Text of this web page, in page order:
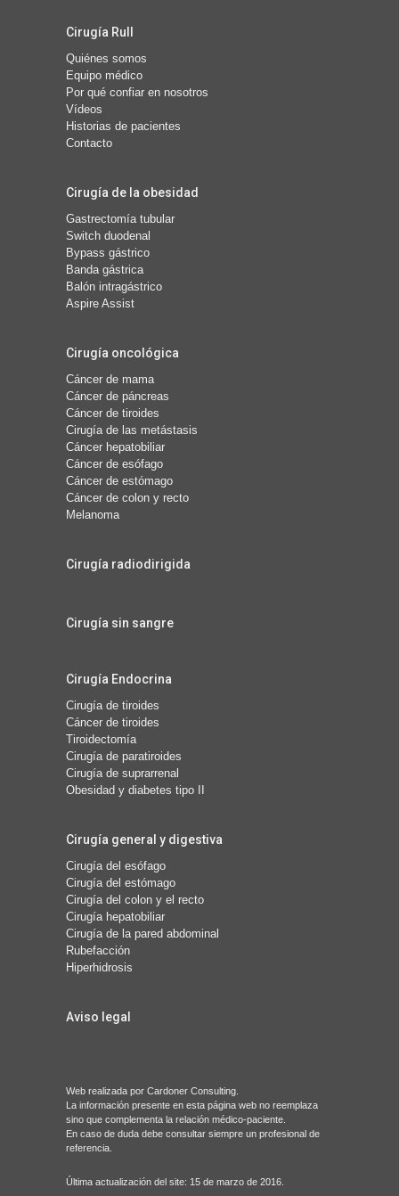
Cirugía Rull
Quiénes somos
Equipo médico
Por qué confiar en nosotros
Vídeos
Historias de pacientes
Contacto
Cirugía de la obesidad
Gastrectomía tubular
Switch duodenal
Bypass gástrico
Banda gástrica
Balón intragástrico
Aspire Assist
Cirugía oncológica
Cáncer de mama
Cáncer de páncreas
Cáncer de tiroides
Cirugía de las metástasis
Cáncer hepatobiliar
Cáncer de esófago
Cáncer de estómago
Cáncer de colon y recto
Melanoma
Cirugía radiodirigida
Cirugía sin sangre
Cirugía Endocrina
Cirugía de tiroides
Cáncer de tiroides
Tiroidectomía
Cirugía de paratiroides
Cirugía de suprarrenal
Obesidad y diabetes tipo II
Cirugía general y digestiva
Cirugía del esófago
Cirugía del estómago
Cirugía del colon y el recto
Cirugía hepatobiliar
Cirugía de la pared abdominal
Rubefacción
Hiperhidrosis
Aviso legal
Web realizada por Cardoner Consulting
La información presente en esta página web no reemplaza
sino que complementa la relación médico-paciente.
En caso de duda debe consultar siempre un profesional de
referencia.
Última actualización del site: 15 de marzo de 2016.